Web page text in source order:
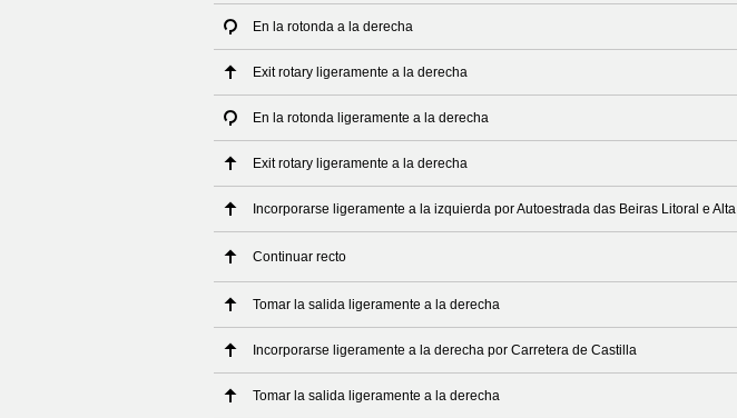
En la rotonda a la derecha
Exit rotary ligeramente a la derecha
En la rotonda ligeramente a la derecha
Exit rotary ligeramente a la derecha
Incorporarse ligeramente a la izquierda por Autoestrada das Beiras Litoral e Alta
Continuar recto
Tomar la salida ligeramente a la derecha
Incorporarse ligeramente a la derecha por Carretera de Castilla
Tomar la salida ligeramente a la derecha